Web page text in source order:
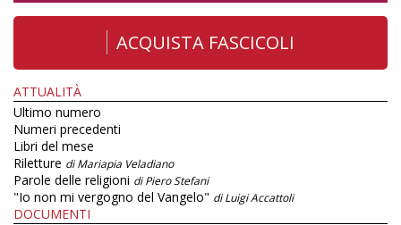
ACQUISTA FASCICOLI
ATTUALITÀ
Ultimo numero
Numeri precedenti
Libri del mese
Riletture di Mariapia Veladiano
Parole delle religioni di Piero Stefani
"Io non mi vergogno del Vangelo" di Luigi Accattoli
DOCUMENTI